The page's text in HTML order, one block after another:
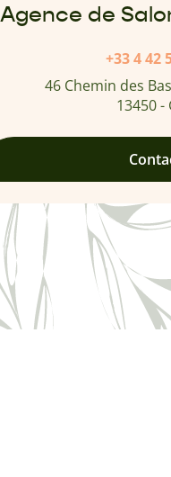
Agence de
+33 4 42
46 Chemin des
13450 -